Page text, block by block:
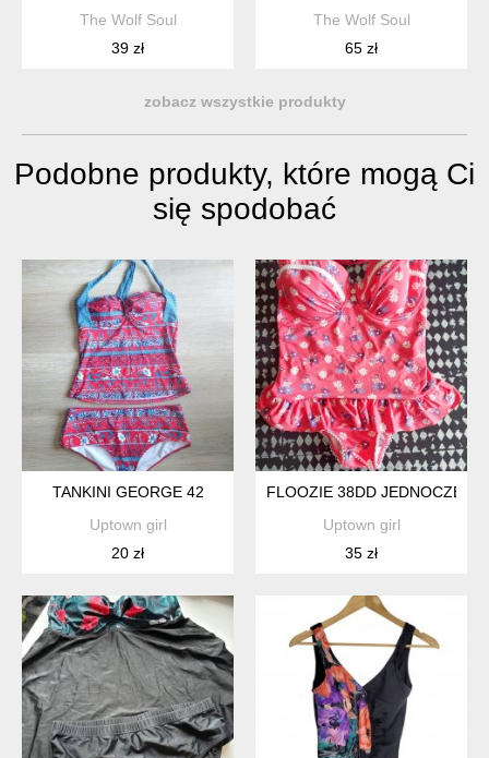
The Wolf Soul
39 zł
The Wolf Soul
65 zł
zobacz wszystkie produkty
Podobne produkty, które mogą Ci
się spodobać
TANKINI GEORGE 42
Uptown girl
20 zł
FLOOZIE 38DD
Uptown girl
35 zł